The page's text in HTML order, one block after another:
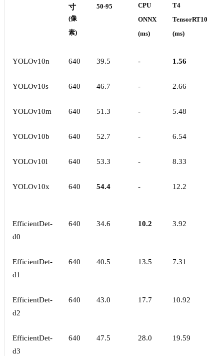
寸
(像
素)
50-95
CPU
ONNX
(ms)
T4
TensorRT10
(ms)
YOLOv10n 640 39.5 - 1.56
YOLOv10s 640 46.7 - 2.66
YOLOv10m 640 51.3 - 5.48
YOLOv10b 640 52.7 - 6.54
YOLOv10l 640 53.3 - 8.33
YOLOv10x 640 54.4 - 12.2
EfficientDet-
d0
640 34.6 10.2 3.92
EfficientDet-
d1
640 40.5 13.5 7.31
EfficientDet-
d2
640 43.0 17.7 10.92
EfficientDet-
d3
640 47.5 28.0 19.59